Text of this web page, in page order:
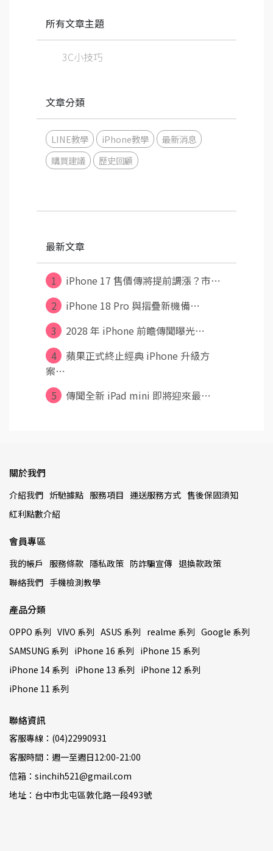
所有文章主題
3C小技巧
文章分類
LINE教學 iPhone教學
最新消息
購買建議
歷史回顧
最新文章
1
iPhone 17 售價傳將提前調漲？市⋯
2
iPhone 18 Pro 與摺疊新機備⋯
3
2028 年 iPhone 前瞻傳聞曝光⋯
4
蘋果正式終止經典 iPhone 升級方
案⋯
5
傳聞全新 iPad mini 即將迎來最⋯
關於我們
介紹我們 炘馳據點 服務項目 運送服務方式 售後保固須知
紅利點數介紹
會員專區
我的帳戶 服務條款 隱私政策 防詐騙宣傳 退換款政策
聯絡我們 手機檢測教學
產品分類
OPPO 系列 VIVO 系列 ASUS 系列 realme 系列 Google 系列
SAMSUNG 系列 iPhone 16 系列 iPhone 15 系列
iPhone 14 系列 iPhone 13 系列 iPhone 12 系列
iPhone 11 系列
聯絡資訊
客服專線：(04)22990931
客服時間：週一至週日12:00-21:00
信箱：sinchih521@gmail.com
地址：台中市北屯區敦化路一段493號